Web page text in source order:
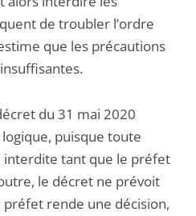
de troubler l’ordre
que les précautions
du 31 mai 2020
puisque toute
tant que le préfet
le décret ne prévoit
rende une décision,